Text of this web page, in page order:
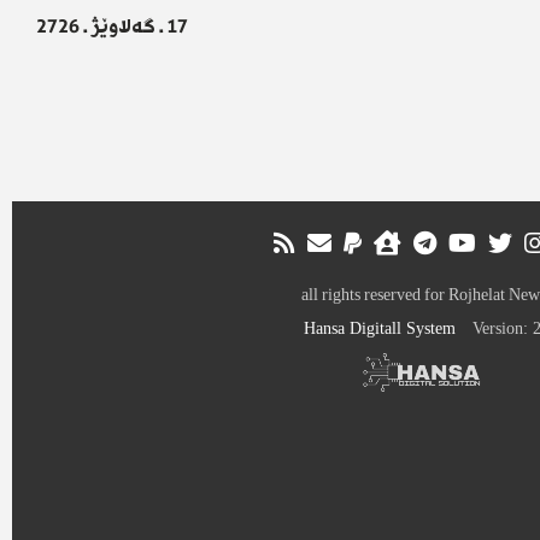
17 . گەلاوێژ . 2726
all rights reserved for Rojhelat
Hansa Digitall System Version: